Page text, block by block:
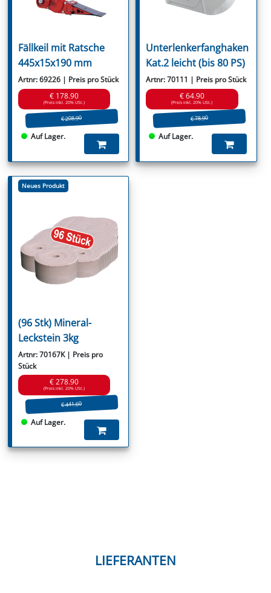
Fällkeil mit Ratsche
445x15x190 mm
Artnr: 69226 | Preis pro Stück
€ 178.90
(Preis inkl. 20% USt.)
€ 208.90
Auf Lager.
Unterlenkerfanghaken
Kat.2 leicht (bis 80 PS)
Artnr: 70111 | Preis pro Stück
€ 64.90
(Preis inkl. 20% USt.)
€ 78.90
Auf Lager.
Neues Produkt
(96 Stk) Mineral-
Leckstein 3kg
Artnr: 70167K | Preis pro
Stück
€ 278.90
(Preis inkl. 20% USt.)
€ 441.60
Auf Lager.
LIEFERANTEN